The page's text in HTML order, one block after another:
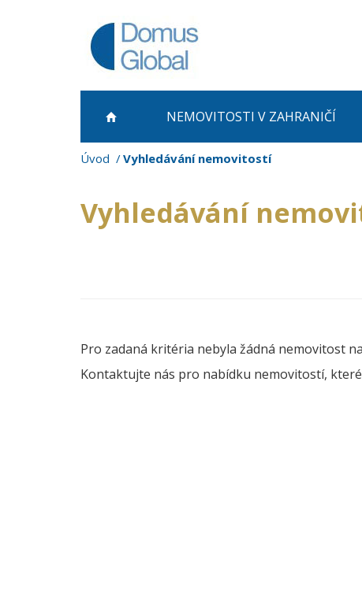
NEMOVITOSTI V ZAHRANIČÍ
Úvod Vyhledávání nemovitostí
Vyhledávání
Pro zadaná kritéria nebyla žádná nemovitost
Kontaktujte nás pro nabídku nemovitostí,